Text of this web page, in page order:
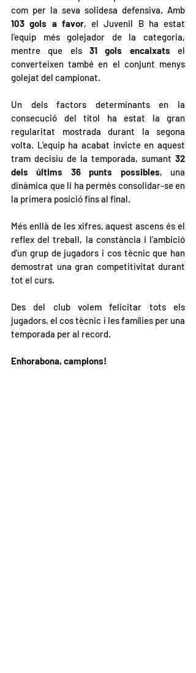
103 gols a favor, el Juvenil B ha estat
l’equip més golejador de la categoria,
mentre que els 31 gols encaixats el
converteixen també en el conjunt menys
golejat del campionat.
Un dels factors determinants en la
consecució del títol ha estat la gran
regularitat mostrada durant la segona
volta. L’equip ha acabat invicte en aquest
tram decisiu de la temporada, sumant 32
dels últims 36 punts possibles, una
dinàmica que li ha permès consolidar-se en
la primera posició fins al final.
Més enllà de les xifres, aquest ascens és el
reflex del treball, la constància i l’ambició
d’un grup de jugadors i cos tècnic que han
demostrat una gran competitivitat durant
tot el curs.
Des del club volem felicitar tots els
jugadors, el cos tècnic i les famílies per una
temporada per al record.
Enhorabona, campions!